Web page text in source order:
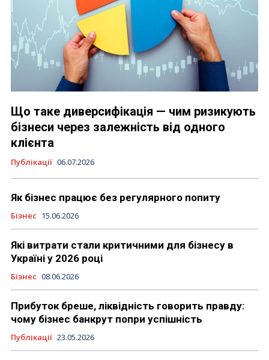
Що таке диверсифікація — чим ризикують
бізнеси через залежність від одного
клієнта
Публікації 06.07.2026
Як бізнес працює без регулярного попиту
Бізнес 15.06.2026
Які витрати стали критичними для бізнесу в
Україні у 2026 році
Бізнес 08.06.2026
Прибуток бреше, ліквідність говорить правду:
чому бізнес банкрут попри успішність
Публікації 23.05.2026